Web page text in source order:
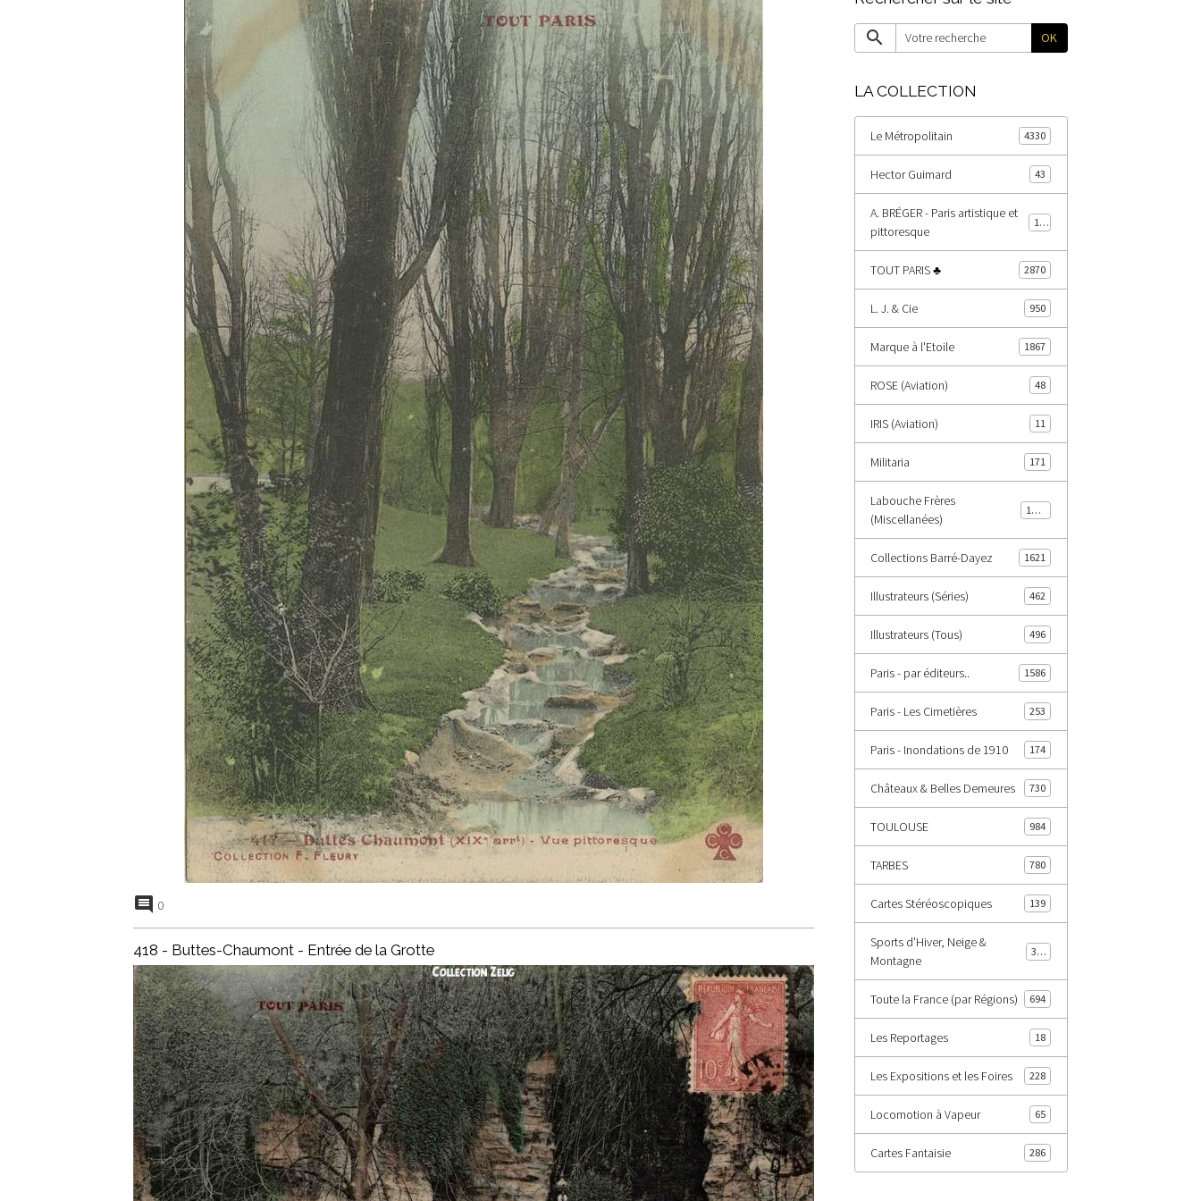
0
418 - Buttes-Chaumont - Entrée de la Grotte
OK
LA COLLECTION
Le Métropolitain 4330
Hector Guimard 43
A. BRÉGER - Paris artistique et
pittoresque
178
TOUT PARIS ♣ 2870
L. J. & Cie 950
Marque à l'Etoile 1867
ROSE (Aviation) 48
IRIS (Aviation) 11
Militaria 171
Labouche Frères
(Miscellanées)
1402
Collections Barré-Dayez 1621
Illustrateurs (Séries) 462
Illustrateurs (Tous) 496
Paris - par éditeurs.. 1586
Paris - Les Cimetières 253
Paris - Inondations de 1910 174
Châteaux & Belles Demeures 730
TOULOUSE 984
TARBES 780
Cartes Stéréoscopiques 139
Sports d'Hiver, Neige &
Montagne
343
Toute la France (par Régions) 694
Les Reportages 18
Les Expositions et les Foires 228
Locomotion à Vapeur 65
Cartes Fantaisie 286